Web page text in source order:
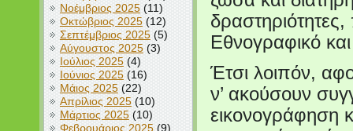
Νοέμβριος 2025(11)
Οκτώβριος 2025(12)
Σεπτέμβριος 2025(5)
Αύγουστος 2025(3)
Ιούλιος 2025(4)
Ιούνιος 2025(16)
Μάιος 2025(22)
Απρίλιος 2025(10)
Μάρτιος 2025(10)
Φεβρουάριος 2025(9)
Εθνογραφικό
Έτσι λοιπόν,
ν’ ακούσουν
εικονογράφηση